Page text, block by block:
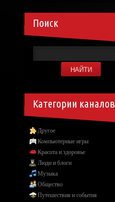
Поиск
Категории каналов
Другое
Компьютерные игры
Красота и здоровье
Люди и блоги
Музыка
Общество
Путешествия и события